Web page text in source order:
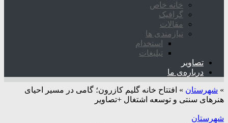
خانه خاص
گرافیک
مقالات
نیازمندی ها
استخدام
تبلیغات
تصاویر
درباره‌ی ما
» شهرستان » افتتاح خانه گلیم کازرون؛ گامی در مسیر احیای
هنرهای سنتی و توسعه اشتغال +تصاویر
شهرستان